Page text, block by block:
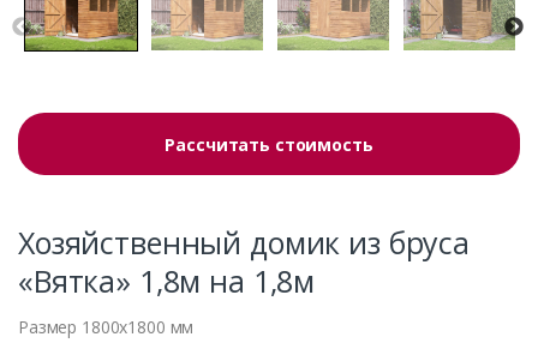
Рассчитать стоимость
Хозяйственный домик из бруса
«Вятка» 1,8м на 1,8м
Размер 1800х1800 мм